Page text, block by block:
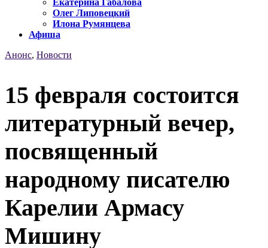
Екатерина Габалова
Олег Липовецкий
Илона Румянцева
Афиша
Анонс, Новости
15 февраля состоится
литературный вечер,
посвященный
народному писателю
Карелии Армасу
Мишину